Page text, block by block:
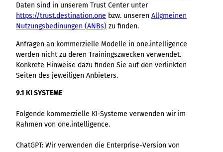
Daten sind in unserem Trust Center unter
https://trust.destination.one bzw. unseren Allgmeinen
Nutzungsbedinungen (ANBs) zu finden.
Anfragen an kommerzielle Modelle in one.intelligence
werden nicht zu deren Trainingszwecken verwendet.
Konkrete Hinweise dazu finden Sie auf den verlinkten
Seiten des jeweiligen Anbieters.
9.1 KI SYSTEME
Folgende kommerzielle KI-Systeme verwenden wir im
Rahmen von one.intelligence.
ChatGPT: Wir verwenden die Enterprise-Version von